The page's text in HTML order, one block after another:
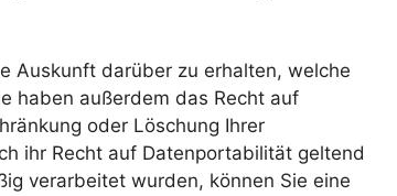
Auskunft darüber zu erhalten, welche
haben außerdem das Recht auf
oder Löschung Ihrer
ihr Recht auf Datenportabilität geltend
verarbeitet wurden, können Sie eine